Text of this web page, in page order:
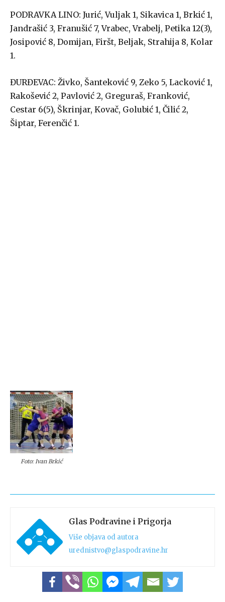
PODRAVKA LINO: Jurić, Vuljak 1, Sikavica 1, Brkić 1,
Jandrašić 3, Franušić 7, Vrabec, Vrabelj, Petika 12(3),
Josipović 8, Domijan, Firšt, Beljak, Strahija 8, Kolar
1.
ĐURĐEVAC: Živko, Šanteković 9, Zeko 5, Lacković 1,
Rakošević 2, Pavlović 2, Greguraš, Franković,
Cestar 6(5), Škrinjar, Kovač, Golubić 1, Čilić 2,
Šiptar, Ferenčić 1.
Foto: Ivan Brkić
Glas Podravine i Prigorja
Više objava od autora
urednistvo@glaspodravine.hr